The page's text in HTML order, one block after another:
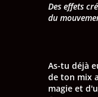
Des effets
du
As-tu déjà
de ton mix
magie et